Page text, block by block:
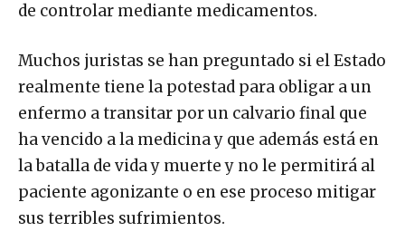
de controlar mediante medicamentos.
Muchos juristas se han preguntado si el Estado
realmente tiene la potestad para obligar a un
enfermo a transitar por un calvario final que
ha vencido a la medicina y que además está en
la batalla de vida y muerte y no le permitirá al
paciente agonizante o en ese proceso mitigar
sus terribles sufrimientos.